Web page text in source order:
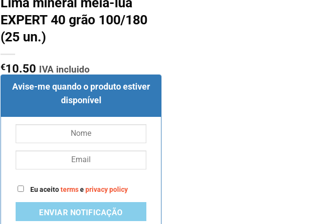
EXPERT 40 grão 100/180
(25 un.)
€10.50 IVA incluido
Avise-me quando o produto estiver
disponível
Eu aceitotermseprivacy policy
ENVIAR NOTIFICAÇÃO